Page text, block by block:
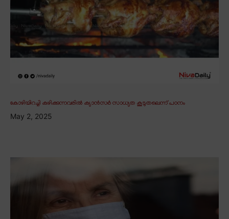
കോഴിയിറച്ചി കഴിക്കുന്നവരിൽ ക്യാൻസർ സാധ്യത കൂടുതലെന്ന് പഠനം
May 2, 2025